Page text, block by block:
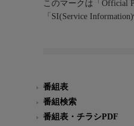
このマークは「Official
「SI(Service
番組表
番組検索
番組表・チラシPDF